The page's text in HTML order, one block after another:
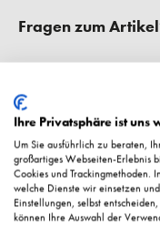
Fragen zum
%
Ihre Privatsphäre ist uns
Um Sie ausführlich zu beraten,
großartiges Webseiten-Erlebnis
Cookies und Trackingmethoden.
welche Dienste wir einsetzen
Einstellungen, selbst
können Ihre Auswahl der